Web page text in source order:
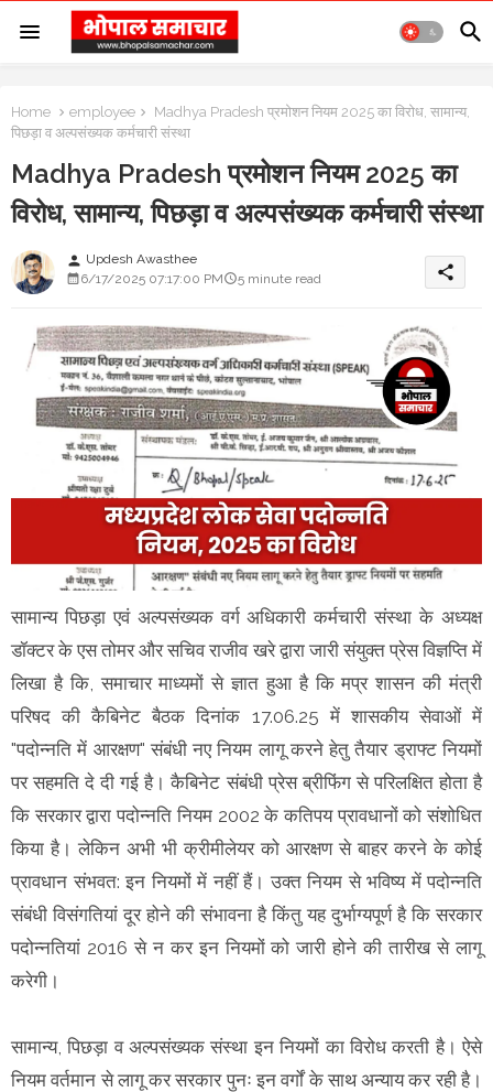
Home employee
Madhya Pradesh प्रमोशन नियम 2025 का विरोध, सामान्य,
पिछड़ा व अल्पसंख्यक कर्मचारी संस्था
Madhya Pradesh प्रमोशन नियम 2025 का
विरोध, सामान्य, पिछड़ा व अल्पसंख्यक कर्मचारी संस्था
person Updesh Awasthee
6/17/2025 07:17:00 PM
5 minute read share
सामान्य पिछड़ा एवं अल्पसंख्यक वर्ग अधिकारी कर्मचारी संस्था के अध्यक्ष
डॉक्टर के एस तोमर और सचिव राजीव खरे द्वारा जारी संयुक्त प्रेस विज्ञप्ति में
लिखा है कि, समाचार माध्यमों से ज्ञात हुआ है कि मप्र शासन की मंत्री
परिषद की कैबिनेट बैठक दिनांक 17.06.25 में शासकीय सेवाओं में
"पदोन्नति में आरक्षण" संबंधी नए नियम लागू करने हेतु तैयार ड्राफ्ट नियमों
पर सहमति दे दी गई है। कैबिनेट संबंधी प्रेस ब्रीफिंग से परिलक्षित होता है
कि सरकार द्वारा पदोन्नति नियम 2002 के कतिपय प्रावधानों को संशोधित
किया है। लेकिन अभी भी क्रीमीलेयर को आरक्षण से बाहर करने के कोई
प्रावधान संभवत: इन नियमों में नहीं हैं। उक्त नियम से भविष्य में पदोन्नति
संबंधी विसंगतियां दूर होने की संभावना है किंतु यह दुर्भाग्यपूर्ण है कि सरकार
पदोन्नतियां 2016 से न कर इन नियमों को जारी होने की तारीख से लागू
करेगी।
सामान्य, पिछड़ा व अल्पसंख्यक संस्था इन नियमों का विरोध करती है। ऐसे
नियम वर्तमान से लागू कर सरकार पुनः इन वर्गों के साथ अन्याय कर रही है।